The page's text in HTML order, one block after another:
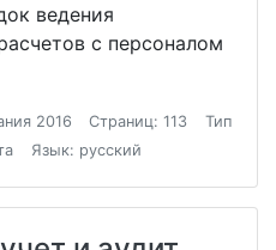
ведения
с персоналом
2016 Страниц: 113
Тип
Язык: русский